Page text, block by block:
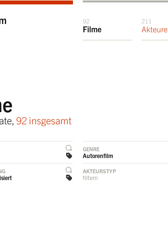
92
Filme
211
Akteure
92 insgesamt
GENRE
Autorenfilm
AKTEURSTYP
filtern